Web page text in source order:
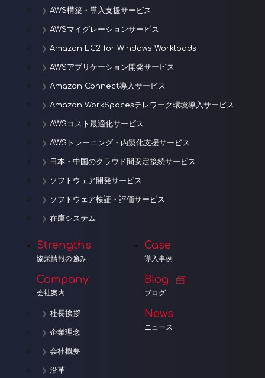
AWS構築・導入支援サービス
AWSマイグレーションサービス
Amazon EC2 for Windows Workloads
AWSアプリケーション開発サービス
Amazon Connect導入サービス
Amazon WorkSpacesテレワーク環境導入サービス
AWSコスト最適化サービス
AWSトレーニング・内製化支援サービス
日本・中国のクラウド間安定接続サービス
ソフトウェア開発サービス
ソフトウェア検証・評価サービス
在庫システム
Strengths
協栄情報の強み
Company
会社案内
社長挨拶
企業理念
会社概要
沿革
Case
導入事例
Blog
ブログ
News
ニュース